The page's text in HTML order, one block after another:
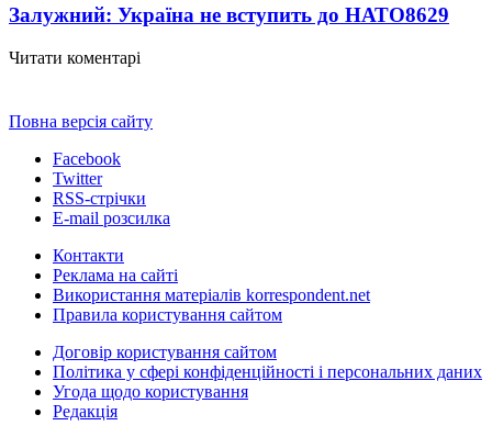
Залужний: Україна не вступить до НАТО8629
Читати коментарі
Повна версія сайту
Facebook
Twitter
RSS-стрічки
E-mail розсилка
Контакти
Реклама на сайті
Використання матеріалів korrespondent.net
Правила користування сайтом
Договір користування сайтом
Політика у сфері конфіденційності і персональних даних
Угода щодо користування
Редакція